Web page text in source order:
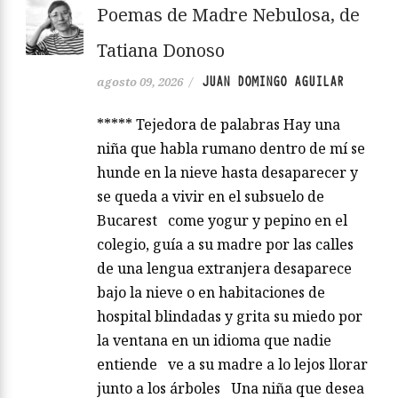
Poemas de Madre Nebulosa, de
Tatiana Donoso
agosto 09, 2026 / JUAN DOMINGO AGUILAR
***** Tejedora de palabras Hay una
niña que habla rumano dentro de mí se
hunde en la nieve hasta desaparecer y
se queda a vivir en el subsuelo de
Bucarest come yogur y pepino en el
colegio, guía a su madre por las calles
de una lengua extranjera desaparece
bajo la nieve o en habitaciones de
hospital blindadas y grita su miedo por
la ventana en un idioma que nadie
entiende ve a su madre a lo lejos llorar
junto a los árboles Una niña que desea